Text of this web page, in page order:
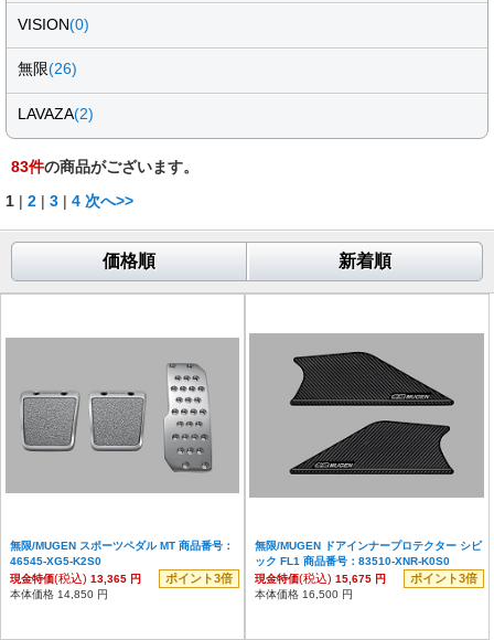
VISION(0)
無限(26)
LAVAZA(2)
83件の商品がございます。
1 | 2 | 3 | 4 次へ>>
価格順 新着順
無限/MUGEN スポーツペダル MT 商品番号：
46545-XG5-K2S0
現金特価(税込) 13,365 円 ポイント3倍
本体価格 14,850 円
無限/MUGEN ドアインナープロテクター シビ
ック FL1 商品番号：83510-XNR-K0S0
現金特価(税込) 15,675 円 ポイント3倍
本体価格 16,500 円